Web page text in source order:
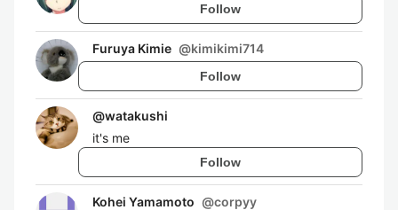
Follow
Furuya Kimie @kimikimi714
Follow
@watakushi
it's me
Follow
Kohei Yamamoto @corpyy